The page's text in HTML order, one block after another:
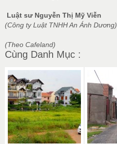
Luật sư Nguyễn Thị Mỹ Viễn
(Công ty Luật TNHH An Ánh Dương)
(Theo Cafeland)
Cùng Danh Mục :